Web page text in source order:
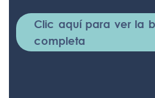
Clic aquí para ver la
completa